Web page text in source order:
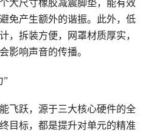
大尺寸橡胶减震脚垫，能有效
免产生额外的谐振。此外，低
，拆装方便，网罩材质厚实，
影响声音的传播。
”
飞跃，源于三大核心硬件的全
目标，都是提升对单元的精准